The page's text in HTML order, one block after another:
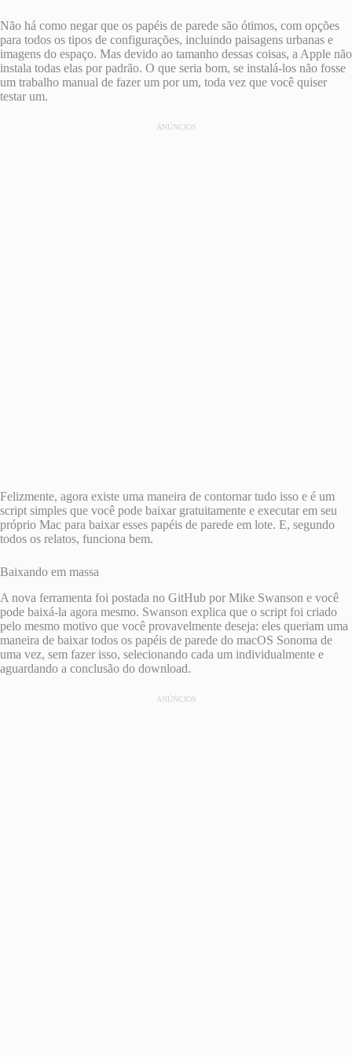
Não há como negar que os papéis de parede são ótimos, com opções
para todos os tipos de configurações, incluindo paisagens urbanas e
imagens do espaço. Mas devido ao tamanho dessas coisas, a Apple não
instala todas elas por padrão. O que seria bom, se instalá-los não fosse
um trabalho manual de fazer um por um, toda vez que você quiser
testar um.
ANÚNCIOS
Felizmente, agora existe uma maneira de contornar tudo isso e é um
script simples que você pode baixar gratuitamente e executar em seu
próprio Mac para baixar esses papéis de parede em lote. E, segundo
todos os relatos, funciona bem.
Baixando em massa
A nova ferramenta foi postada no GitHub por Mike Swanson e você
pode baixá-la agora mesmo. Swanson explica que o script foi criado
pelo mesmo motivo que você provavelmente deseja: eles queriam uma
maneira de baixar todos os papéis de parede do macOS Sonoma de
uma vez, sem fazer isso, selecionando cada um individualmente e
aguardando a conclusão do download.
ANÚNCIOS